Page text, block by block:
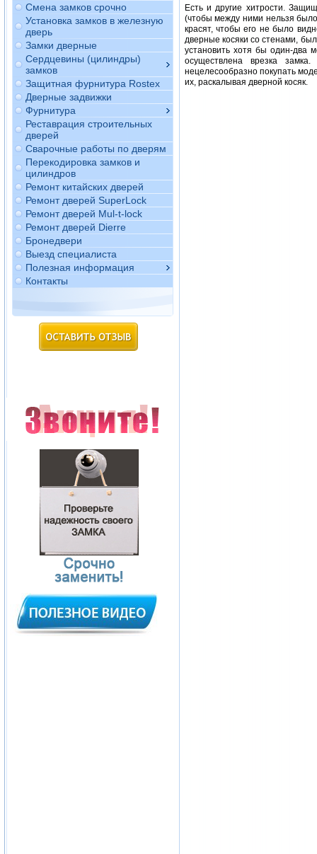
Смена замков срочно
Установка замков в железную
дверь
Замки дверные
Сердцевины (цилиндры)
замков
Защитная фурнитура Rostex
Дверные задвижки
Фурнитура
Реставрация строительных
дверей
Сварочные работы по дверям
Перекодировка замков и
цилиндров
Ремонт китайских дверей
Ремонт дверей SuperLock
Ремонт дверей Mul-t-lock
Ремонт дверей Dierre
Бронедвери
Выезд специалиста
Полезная информация
Контакты
Есть и другие хитрости.
(чтобы между ними нельзя
красят, чтобы его не было
дверные косяки со стенами,
установить хотя бы один-два
осуществлена врезка
нецелесообразно покупать
их, раскалывая дверной косяк.